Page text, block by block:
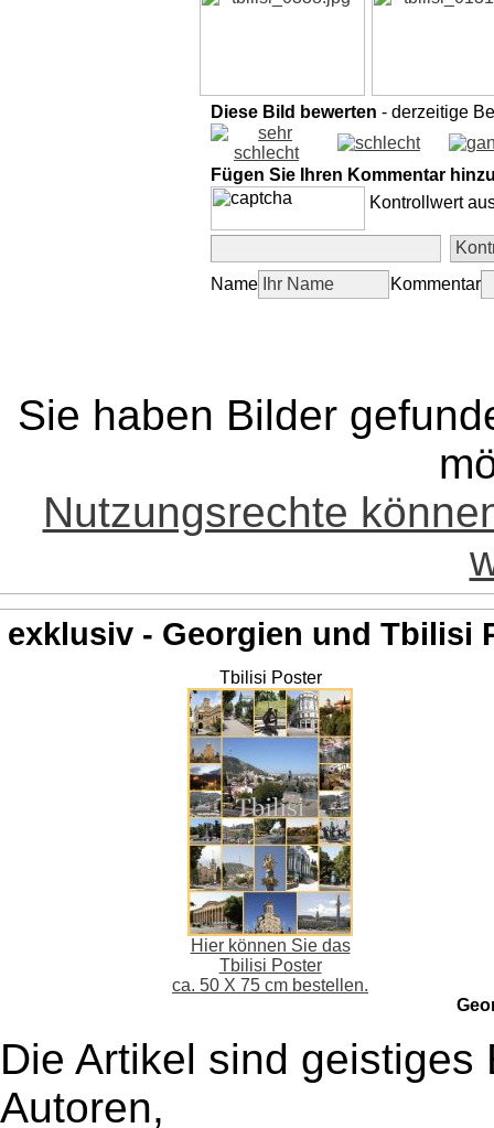
Diese Bild bewerten - derzeitige
Fügen Sie Ihren Kommentar
Kontrollwert
Name Kommentar
Sie haben Bilder
Nutzungsrechte
exklusiv - Georgien und Tbilisi
Tbilisi Poster
Hier können Sie das
Tbilisi Poster
ca. 50 X 75 cm bestellen.
Die Artikel sind
Autoren,